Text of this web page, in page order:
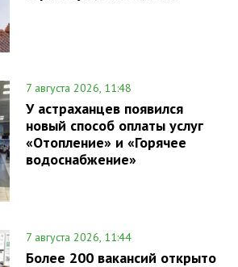
7 августа 2026, 11:48
У астраханцев появился
новый способ оплаты услуг
«Отопление» и «Горячее
водоснабжение»
7 августа 2026, 11:44
Более 200 вакансий открыто